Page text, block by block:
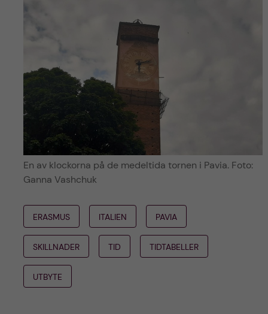
En av klockorna på de medeltida tornen i Pavia. Foto:
Ganna Vashchuk
ERASMUS ITALIEN PAVIA
SKILLNADER TID TIDTABELLER
UTBYTE